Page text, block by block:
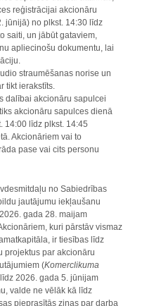
reģistrācijai akcionāru
jūnijā) no plkst. 14:30 līdz
saiti, un jābūt gataviem,
apliecinošu dokumentu, lai
straumēšanas norise un
tikt ierakstīts.
dalībai akcionāru sapulcei
akcionāru sapulces dienā
14:00 līdz plkst. 14:45
Akcionāriem vai to
pase vai cits personu
no Sabiedrības
jautājumu iekļaušanu
gada 28. maijam
kuri pārstāv vismaz
ir tiesības līdz
projektus par akcionāru
(Komerclikuma
2026. gada 5. jūnijam
valde ne vēlāk kā līdz
pieprasītās ziņas par darba